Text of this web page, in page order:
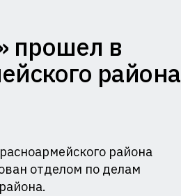
прошел в
района
района
отделом по делам